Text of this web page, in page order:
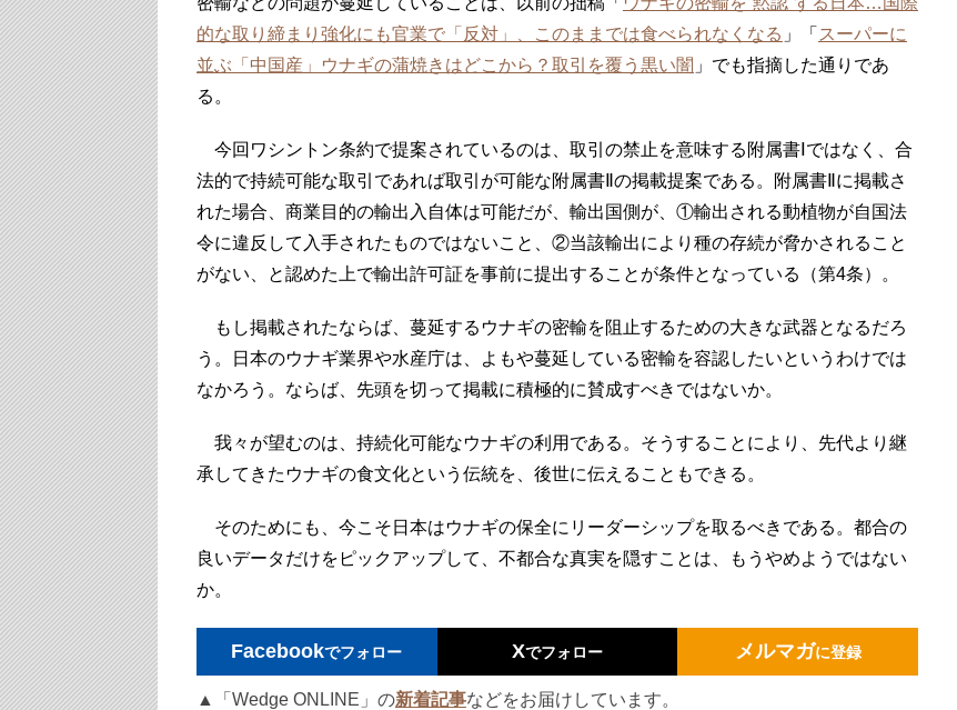
的な取り締まり強化にも官業で「反対」、このままでは食べられなくなる 」「 スーパーに
並ぶ「中国産」ウナギの蒲焼きはどこから？取引を覆う黒い闇 」でも指摘した通りであ
る。
今回ワシントン条約で提案されているのは、取引の禁止を意味する附属書Ⅰではなく、合
法的で持続可能な取引であれば取引が可能な附属書Ⅱの掲載提案である。附属書Ⅱに掲載さ
れた場合、商業目的の輸出入自体は可能だが、輸出国側が、①輸出される動植物が自国法
令に違反して入手されたものではないこと、②当該輸出により種の存続が脅かされること
がない、と認めた上で輸出許可証を事前に提出することが条件となっている（第4条）。
もし掲載されたならば、蔓延するウナギの密輸を阻止するための大きな武器となるだろ
う。日本のウナギ業界や水産庁は、よもや蔓延している密輸を容認したいというわけでは
なかろう。ならば、先頭を切って掲載に積極的に賛成すべきではないか。
我々が望むのは、持続化可能なウナギの利用である。そうすることにより、先代より継
承してきたウナギの食文化という伝統を、後世に伝えることもできる。
そのためにも、今こそ日本はウナギの保全にリーダーシップを取るべきである。都合の
良いデータだけをピックアップして、不都合な真実を隠すことは、もうやめようではない
か。
Facebookでフォロー Xでフォロー メルマガに登録
▲「Wedge ONLINE」の新着記事などをお届けしています。